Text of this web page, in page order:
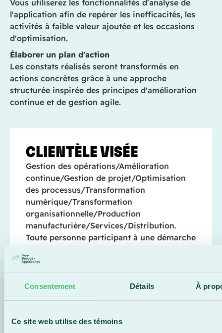
Consentement Détails À
Ce site web utilise des témoins
Vous utiliserez les fonctionnalités d'analyse de
l'application afin de repérer les inefficacités, les
activités à faible valeur ajoutée et les occasions
d'optimisation.
Élaborer un plan d'action
Les constats réalisés seront transformés en
actions concrètes grâce à une approche
structurée inspirée des principes d'amélioration
continue et de gestion agile.
CLIENTÈLE VISÉE
Gestion des opérations/Amélioration
continue/Gestion de projet/Optimisation
des processus/Transformation
numérique/Transformation
organisationnelle/Production
manufacturière/Services/Distribution.
Toute personne participant à une démarche
convient autant aux entreprises
manufacturières qu'aux organisations de
services ou de distribution.